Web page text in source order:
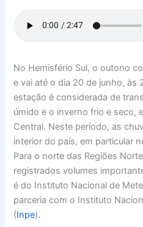
No Hemisfério Sul, o outono
e vai até o dia 20 de junho, às
estação é considerada de
úmido e o inverno frio e seco,
Central. Neste período, as
interior do país, em particular
Para o norte das Regiões
registrados volumes
é do Instituto Nacional de
parceria com o Instituto
(Inpe).